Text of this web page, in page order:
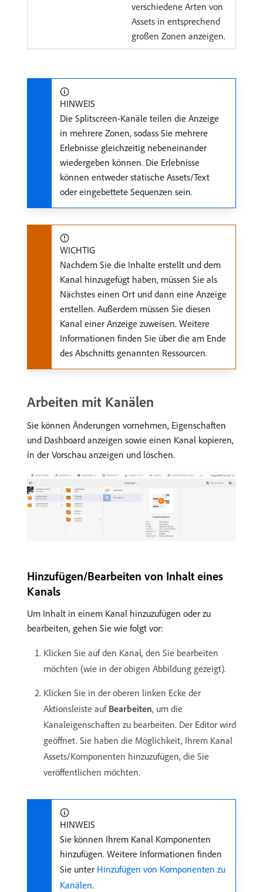
verschiedene Arten von
Assets in entsprechend
großen Zonen anzeigen.
HINWEIS
Die Splitscreen-Kanäle teilen die Anzeige
in mehrere Zonen, sodass Sie mehrere
Erlebnisse gleichzeitig nebeneinander
wiedergeben können. Die Erlebnisse
können entweder statische Assets/Text
oder eingebettete Sequenzen sein.
WICHTIG
Nachdem Sie die Inhalte erstellt und dem
Kanal hinzugefügt haben, müssen Sie als
Nächstes einen Ort und dann eine Anzeige
erstellen. Außerdem müssen Sie diesen
Kanal einer Anzeige zuweisen. Weitere
Informationen finden Sie über die am Ende
des Abschnitts genannten Ressourcen.
Arbeiten mit Kanälen
Sie können Änderungen vornehmen, Eigenschaften
und Dashboard anzeigen sowie einen Kanal kopieren,
in der Vorschau anzeigen und löschen.
Hinzufügen/Bearbeiten von Inhalt eines
Kanals
Um Inhalt in einem Kanal hinzuzufügen oder zu
bearbeiten, gehen Sie wie folgt vor:
Klicken Sie auf den Kanal, den Sie bearbeiten
möchten (wie in der obigen Abbildung gezeigt).
Klicken Sie in der oberen linken Ecke der
Aktionsleiste auf Bearbeiten, um die
Kanaleigenschaften zu bearbeiten. Der Editor wird
geöffnet. Sie haben die Möglichkeit, Ihrem Kanal
Assets/Komponenten hinzuzufügen, die Sie
veröffentlichen möchten.
HINWEIS
Sie können Ihrem Kanal Komponenten
hinzufügen. Weitere Informationen finden
Sie unter Hinzufügen von Komponenten zu
Kanälen.